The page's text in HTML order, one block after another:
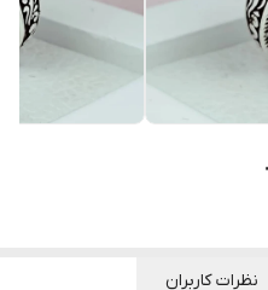
نظرات کاربران